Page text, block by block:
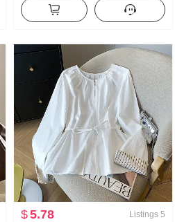
Pull Élégance Col rabattu
$5.78 Listings 5